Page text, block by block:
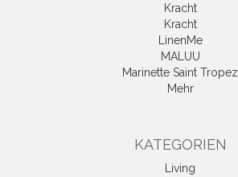
Kracht
Kracht
LinenMe
MALUU
Marinette Saint Tropez
Mehr
KATEGORIEN
Living